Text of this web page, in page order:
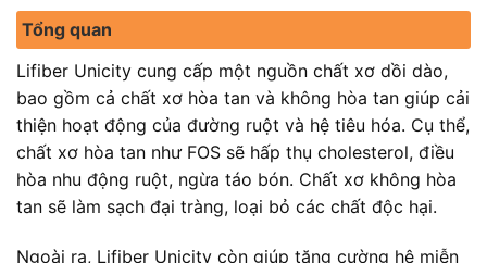
Tổng quan
Lifiber Unicity cung cấp một nguồn chất xơ dồi dào,
bao gồm cả chất xơ hòa tan và không hòa tan giúp cải
thiện hoạt động của đường ruột và hệ tiêu hóa. Cụ thể,
chất xơ hòa tan như FOS sẽ hấp thụ cholesterol, điều
hòa nhu động ruột, ngừa táo bón. Chất xơ không hòa
tan sẽ làm sạch đại tràng, loại bỏ các chất độc hại.
Ngoài ra, Lifiber Unicity còn giúp tăng cường hệ miễn